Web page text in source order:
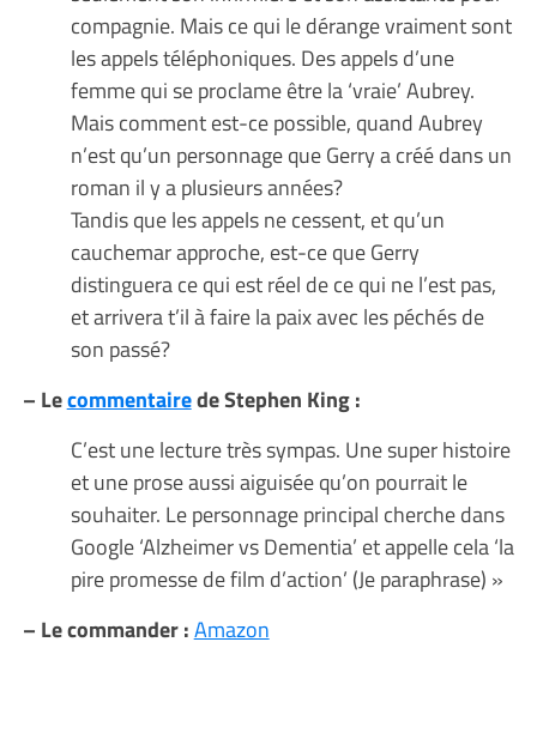
compagnie. Mais ce qui le dérange vraiment sont
les appels téléphoniques. Des appels d’une
femme qui se proclame être la ‘vraie’ Aubrey.
Mais comment est-ce possible, quand Aubrey
n’est qu’un personnage que Gerry a créé dans un
roman il y a plusieurs années?
Tandis que les appels ne cessent, et qu’un
cauchemar approche, est-ce que Gerry
distinguera ce qui est réel de ce qui ne l’est pas,
et arrivera t’il à faire la paix avec les péchés de
son passé?
– Lecommentairede Stephen King :
C’est une lecture très sympas. Une super histoire
et une prose aussi aiguisée qu’on pourrait le
souhaiter. Le personnage principal cherche dans
Google ‘Alzheimer vs Dementia’ et appelle cela ‘la
pire promesse de film d’action’ (Je paraphrase) »
– Le commander :Amazon